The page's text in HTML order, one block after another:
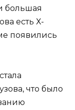
большая
есть Х-
появились
что было